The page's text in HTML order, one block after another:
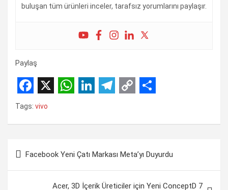
buluşan tüm ürünleri inceler, tarafsız yorumlarını paylaşır.
Paylaş
F
e
b
X
t
s
A
k
e
d
e
g
r
y
L
i
r
e
Tags: vivo
Yazı
Facebook Yeni Çatı Markası Meta’yı Duyurdu
Acer, 3D İçerik Üreticiler için Yeni ConceptD 7